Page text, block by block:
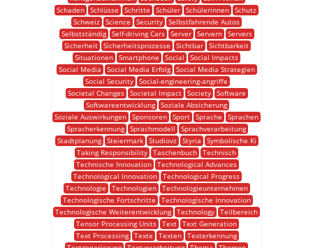
Schaden Schlüsse Schritte Schüler Schülerinnen Schutz
Schweiz Science Security Selbstfahrende Autos
Selbstständig
Self-driving Cars Server Servern
Servers
Sicherheit Sicherheitsprozesse Sichtbar Sichtbarkeit
Situationen Smartphone Social
Social Impacts
Social Media
Social Media Erfolg
Social Media Strategien
Social Security Social-engineering-angriffe
Societal Changes
Societal Impact Society
Software
Softwareentwicklung Soziale Absicherung
Soziale Auswirkungen Sponsoren Sport Sprache
Sprachen
Spracherkennung Sprachmodell
Sprachverarbeitung
Stadtplanung
Steiermark Studiovz Styria
Symbolische Ki
Taking Responsibility Taschenbuch Technisch
Technische Innovation Technological Advances
Technological Innovation Technological Progress
Technologie
Technologien
Technologieunternehmen
Technologische Fortschritte
Technologische Innovation
Technologische Weiterentwicklung Technology Teilbereich
Tensor Processing Units Text Text Generation
Text Processing Texte Texten Texterkennung